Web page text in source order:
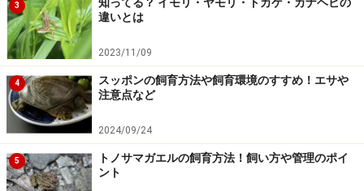
3
知ってる？ イモリ・ヤモリ・トカゲ・カナヘビの
違いとは
2023/11/09
4
スッポンの飼育方法や飼育環境のすすめ！エサや
注意点など
2024/09/24
5
トノサマガエルの飼育方法！飼い方や管理のポイ
ント